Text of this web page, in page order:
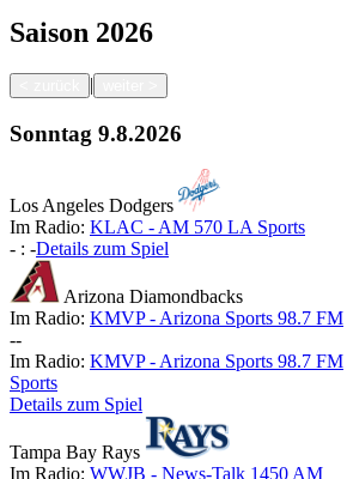
Saison 2026
|
Sonntag 9.8.2026
Los Angeles Dodgers
Im Radio: KLAC - AM 570 LA Sports
- : -Details zum Spiel
Arizona Diamondbacks
Im Radio: KMVP - Arizona Sports 98.7 FM
--
Im Radio: KMVP - Arizona Sports 98.7 FM
Sports
Details zum Spiel
Tampa Bay Rays
Im Radio: WWJB - News-Talk 1450 AM